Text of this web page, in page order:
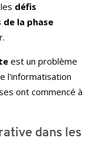
défis
de la phase
est un problème
l'informatisation
ont commencé à
dans les